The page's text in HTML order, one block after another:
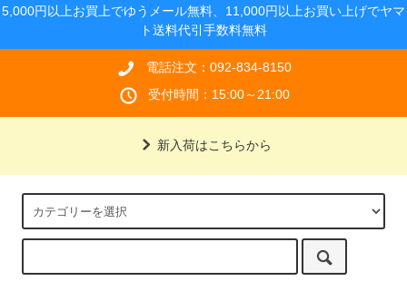
5,000円以上お買上でゆうメール無料、11,000円以上お買い上げでヤマ
ト送料代引手数料無料
電話注文：092-834-8150
受付時間：15:00～21:00
新入荷はこちらから